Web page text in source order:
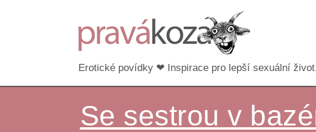
Erotické povídky ❤ Inspirace pro lepší sexuální
Se sestrou v